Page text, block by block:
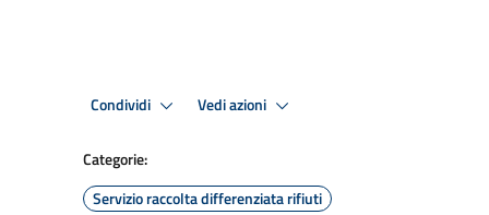
Condividi Vedi azioni
Categorie:
Servizio raccolta differenziata rifiuti